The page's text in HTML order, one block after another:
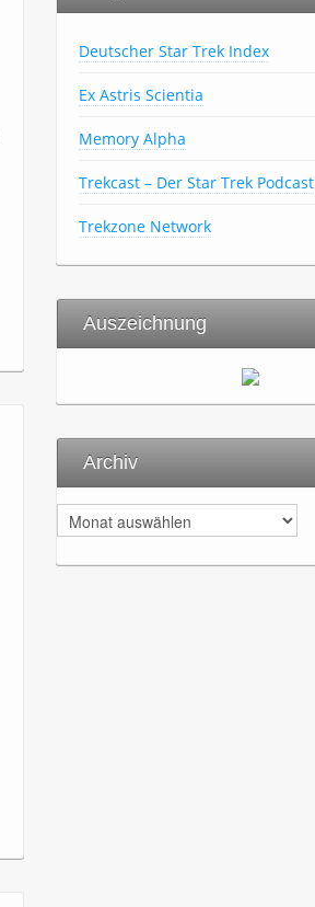
Deutscher Star Trek Index
Ex Astris Scientia
Memory Alpha
Trekcast – Der Star Trek Podcast
Trekzone Network
Auszeichnung
Archiv
r